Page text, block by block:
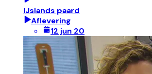
IJslands paard
Aflevering
12 jun 20